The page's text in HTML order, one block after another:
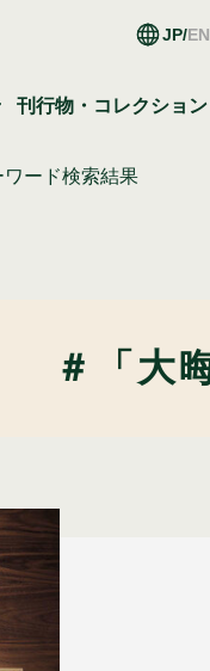
JP EN
刊行物・コレクション
ワード検索結果
＃「大